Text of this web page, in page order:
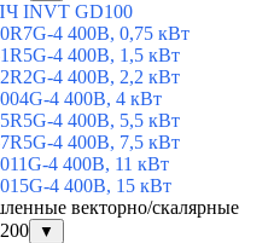
INVT GD100
4 400В, 0,75 кВт
4 400В, 1,5 кВт
4 400В, 2,2 кВт
4 400В, 4 кВт
4 400В, 5,5 кВт
4 400В, 7,5 кВт
4 400В, 11 кВт
4 400В, 15 кВт
векторно/скалярные
▼